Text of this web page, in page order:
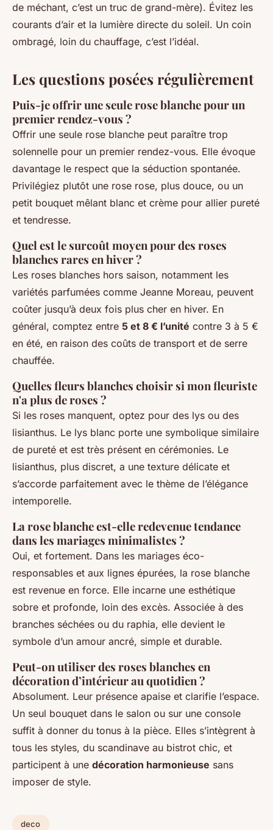
de méchant, c’est un truc de grand-mère). Évitez les
courants d’air et la lumière directe du soleil. Un coin
ombragé, loin du chauffage, c’est l’idéal.
Les questions posées régulièrement
Puis-je offrir une seule rose blanche pour un
premier rendez-vous ?
Offrir une seule rose blanche peut paraître trop
solennelle pour un premier rendez-vous. Elle évoque
davantage le respect que la séduction spontanée.
Privilégiez plutôt une rose rose, plus douce, ou un
petit bouquet mêlant blanc et crème pour allier pureté
et tendresse.
Quel est le surcoût moyen pour des roses
blanches rares en hiver ?
Les roses blanches hors saison, notamment les
variétés parfumées comme Jeanne Moreau, peuvent
coûter jusqu’à deux fois plus cher en hiver. En
général, comptez entre 5 et 8 € l’unité contre 3 à 5 €
en été, en raison des coûts de transport et de serre
chauffée.
Quelles fleurs blanches choisir si mon fleuriste
n'a plus de roses ?
Si les roses manquent, optez pour des lys ou des
lisianthus. Le lys blanc porte une symbolique similaire
de pureté et est très présent en cérémonies. Le
lisianthus, plus discret, a une texture délicate et
s’accorde parfaitement avec le thème de l’élégance
intemporelle.
La rose blanche est-elle redevenue tendance
dans les mariages minimalistes ?
Oui, et fortement. Dans les mariages éco-
responsables et aux lignes épurées, la rose blanche
est revenue en force. Elle incarne une esthétique
sobre et profonde, loin des excès. Associée à des
branches séchées ou du raphia, elle devient le
symbole d’un amour ancré, simple et durable.
Peut-on utiliser des roses blanches en
décoration d’intérieur au quotidien ?
Absolument. Leur présence apaise et clarifie l’espace.
Un seul bouquet dans le salon ou sur une console
suffit à donner du tonus à la pièce. Elles s’intègrent à
tous les styles, du scandinave au bistrot chic, et
participent à une décoration harmonieuse sans
imposer de style.
deco